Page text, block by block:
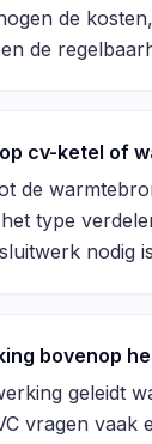
de
de
cv-ketel of
de
type
nodig
bovenop
geleidt
vragen vaak